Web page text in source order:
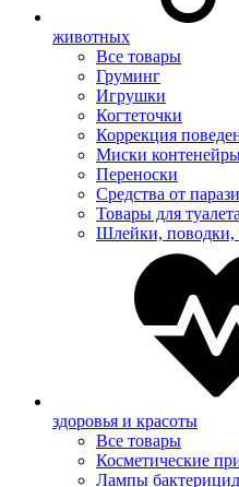
животных
Все товары
Груминг
Игрушки
Когтеточки
Коррекция
Миски
Переноски
Средства от
Товары для туалета
Шлейки, поводки,
здоровья и красоты
Все товары
Косметические
Лампы